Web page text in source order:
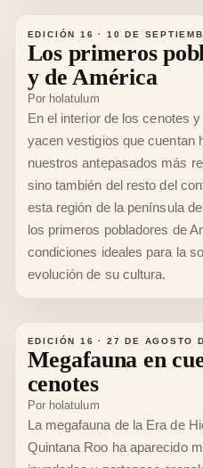
EDICIÓN 16 · 10 DE
Los primeros
y de América
Por holatulum
En el interior de los cenotes
yacen vestigios que cuentan
nuestros antepasados más
sino también del resto del
esta región de la península
los primeros pobladores de
condiciones ideales para la
evolución de su cultura.
EDICIÓN 16 · 27 DE AGOSTO
Megafauna en
cenotes
Por holatulum
La megafauna de la Era de
Quintana Roo ha aparecido